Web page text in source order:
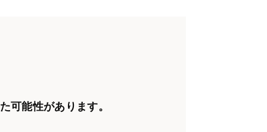
可能性があります。